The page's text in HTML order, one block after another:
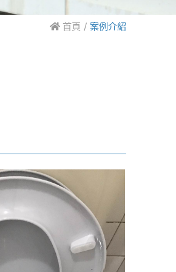
首頁 案例介紹